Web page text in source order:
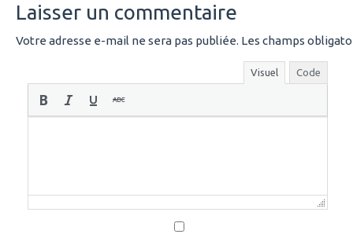
Laisser un commentaire
Votre adresse e-mail ne sera pas publiée. Les champs
Visuel Code